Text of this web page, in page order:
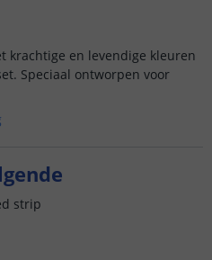
krachtige en levendige kleuren
Speciaal ontworpen voor
strip